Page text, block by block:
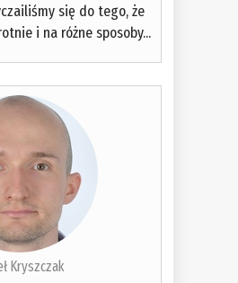
się do tego, że
i na różne sposoby...
Kryszczak